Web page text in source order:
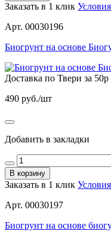
Заказать в 1 клик
Арт. 00030196
Биогрунт на основе
Доставка по Твери за 50р
490 руб./шт
Добавить в закладки
В корзину
Заказать в 1 клик
Арт. 00030197
Биогрунт на основе